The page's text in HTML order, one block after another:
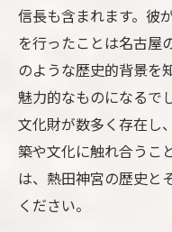
信長も含まれます。彼
を行ったことは名古屋
のような歴史的背景を
魅力的なものになるで
文化財が数多く存在し
築や文化に触れ合うこ
は、熱田神宮の歴史と
ください。